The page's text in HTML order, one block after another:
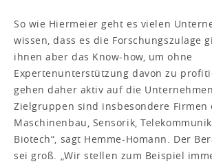
So wie Hiermeier geht es vielen
wissen, dass es die Forschungszulage
ihnen aber das Know-how, um ohne
Expertenunterstützung davon zu
gehen daher aktiv auf die
Zielgruppen sind insbesondere Firmen
Maschinenbau, Sensorik,
Biotech“, sagt Hemme-Homann. Der
sei groß. „Wir stellen zum Beispiel